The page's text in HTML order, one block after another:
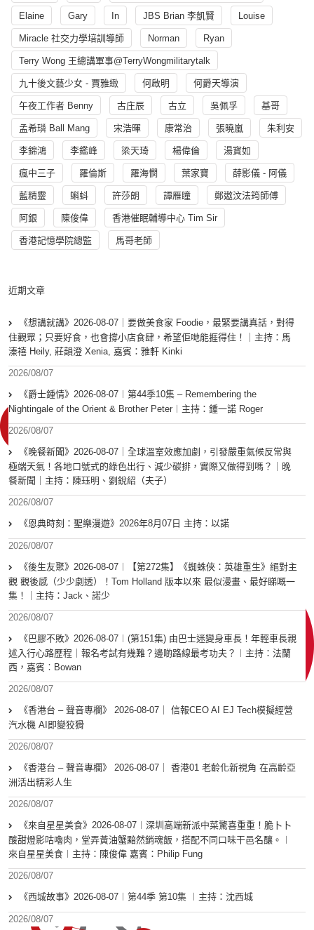
Elaine Gary In JBS Brian 李凱賢 Louise
Miracle 社交力學培訓導師 Norman Ryan
Terry Wong 王總講軍事@TerryWongmilitarytalk
九十後文藝少女 - 賈雅緻 何啟明 何爵天導演
午夜工作者 Benny 古庄辰 古立 吳佩孚 基哥
孟希璘 Ball Mang 宋浩暉 康常治 張曉嵐 朱利安
李錦鴻 李鑑峰 梁天琦 楊偉倫 湯寳如
瘋中三子 羅倫斯 羅海憫 葉家寶 薛影儀 - 阿儀
藍精靈 蝌蚪 許莎朗 譚雁瞳 鄭遨汶法筠師傅
阿銀 陳俊偉 香港催眠輔導中心 Tim Sir
香港記憶學院總監 馬哥老師
近期文章
《想講就講》2026-08-07｜要做美食家 Foodie，最緊要講真話，對得
住觀眾；只要好食，也會撐小店食肆，希望佢哋能捱得住！｜主持：馬
溱禧 Heily, 莊韻澄 Xenia, 嘉賓：雅軒 Kinki
2026/08/07
《爵士鍾情》2026-08-07︱第44季10集 – Remembering the
Nightingale of the Orient & Brother Peter︱主持：鍾一諾 Roger
2026/08/07
《晚餐新聞》2026-08-07｜全球溫室效應加劇，引發嚴重氣候反常與
極端天氣！各地口號式的綠色出行、減少碳排，實際又做得到嗎？｜晚
餐新聞｜主持：陳珏明、劉銳紹（夫子）
2026/08/07
《恩典時刻：聖樂漫遊》2026年8月07日 主持：以諾
2026/08/07
《後生友聚》2026-08-07︱【第272集】《蜘蛛俠：英雄重生》絕對主
觀 觀後感（少少劇透）！Tom Holland 版本以來 最似漫畫、最好睇嘅一
集！｜主持：Jack、諾少
2026/08/07
《巴膠不敗》2026-08-07︱(第151集) 由巴士迷變身車長！年輕車長親
述入行心路歷程｜報名考試有幾難？邊啲路線最考功夫？︱主持：法蘭
西，嘉賓︰Bowan
2026/08/07
《香港台 – 聲音專欄》 2026-08-07｜ 信報CEO AI EJ Tech模擬經營
汽水機 AI即變狡猾
2026/08/07
《香港台 – 聲音專欄》 2026-08-07｜ 香港01 老齡化新視角 在高齡亞
洲活出精彩人生
2026/08/07
《來自星星美食》2026-08-07︱深圳高端新派中菜驚喜重重！脆卜卜
酸甜燈影咕嚕肉，堂弄黃油蟹黯然銷魂飯，搭配不同口味干邑名釀。︱
來自星星美食︱主持：陳俊偉 嘉賓：Philip Fung
2026/08/07
《西城故事》2026-08-07︱第44季 第10集 ︱主持：沈西城
2026/08/07